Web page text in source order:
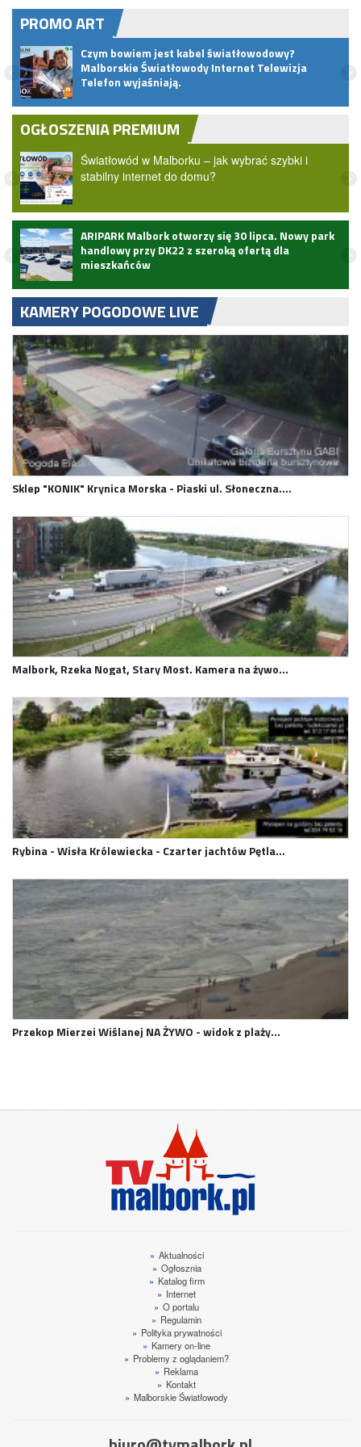
PROMO ART
Czym bowiem jest kabel światłowodowy?
Malborskie Światłowody Internet Telewizja
Telefon wyjaśniają.
OGŁOSZENIA PREMIUM
Światłowód w Malborku – jak wybrać szybki i
stabilny internet do domu?
ARIPARK Malbork otworzy się 30 lipca. Nowy park
handlowy przy DK22 z szeroką ofertą dla
mieszkańców
KAMERY POGODOWE LIVE
Sklep "KONIK" Krynica Morska - Piaski ul. Słoneczna.…
Malbork, Rzeka Nogat, Stary Most. Kamera na żywo…
Rybina - Wisła Królewiecka - Czarter jachtów Pętla…
Przekop Mierzei Wiślanej NA ŻYWO - widok z plaży…
» Aktualności
» Ogłosznia
» Katalog firm
» Internet
» O portalu
» Regulamin
» Polityka prywatności
» Kamery on-line
» Problemy z oglądaniem?
» Reklama
» Kontakt
» Malborskie Światłowody